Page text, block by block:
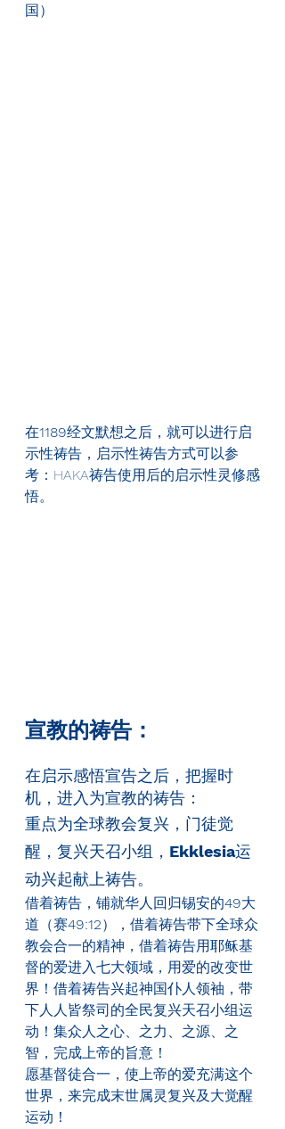
国）
在1189经文默想之后，就可以进行启
示性祷告，启示性祷告方式可以参
考：HAKA祷告使用后的启示性灵修感
悟。
宣教的祷告：
在启示感悟宣告之后，把握时
机，进入为宣教的祷告：
重点为全球教会复兴，门徒觉
醒，复兴天召小组， Ekklesia运
动兴起献上祷告。
借着祷告，铺就华人回归锡安的49大
道（赛49:12），借着祷告带下全球众
教会合一的精神，借着祷告用耶稣基
督的爱进入七大领域，用爱的改变世
界！借着祷告兴起神国仆人领袖，带
下人人皆祭司的全民复兴天召小组运
动！集众人之心、之力、之源、之
智，完成上帝的旨意！
愿基督徒合一，使上帝的爱充满这个
世界，来完成末世属灵复兴及大觉醒
运动！